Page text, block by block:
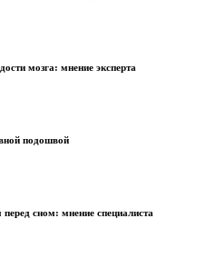
мозга: мнение эксперта
подошвой
сном: мнение специалиста